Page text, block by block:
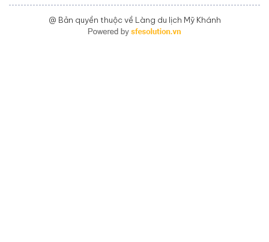
@ Bản quyền thuộc về Làng du lịch Mỹ Khánh